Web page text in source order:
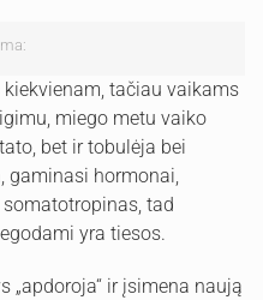
tačiau vaikams
miego metu vaiko
bet ir tobulėja bei
gaminasi hormonai,
tad
yra tiesos.
„apdoroja“ ir įsimena naują